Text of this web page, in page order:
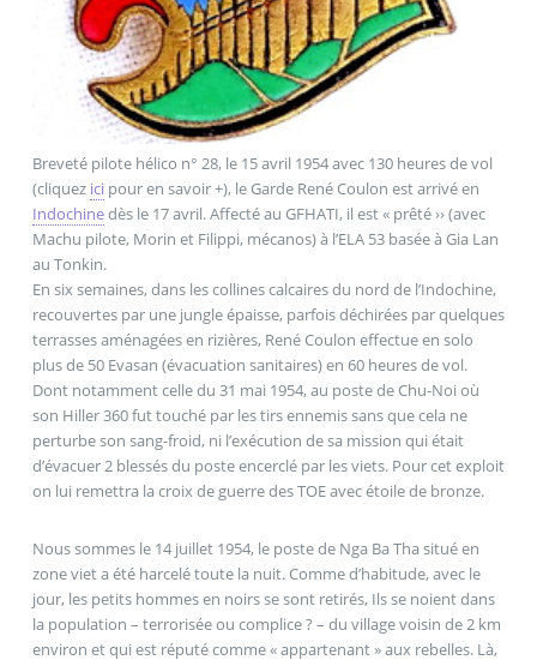
Breveté pilote hélico n° 28, le 15 avril 1954 avec 130 heures de vol
(cliquez ici pour en savoir +), le Garde René Coulon est arrivé en
Indochinedès le 17 avril. Affecté au GFHATI, il est « prêté ›› (avec
Machu pilote, Morin et Filippi, mécanos) à l’ELA 53 basée à Gia Lan
au Tonkin.
En six semaines, dans les collines calcaires du nord de l’Indochine,
recouvertes par une jungle épaisse, parfois déchirées par quelques
terrasses aménagées en rizières, René Coulon effectue en solo
plus de 50 Evasan (évacuation sanitaires) en 60 heures de vol.
Dont notamment celle du 31 mai 1954, au poste de Chu-Noi où
son Hiller 360 fut touché par les tirs ennemis sans que cela ne
perturbe son sang-froid, ni l’exécution de sa mission qui était
d’évacuer 2 blessés du poste encerclé par les viets. Pour cet exploit
on lui remettra la croix de guerre des TOE avec étoile de bronze.
Nous sommes le 14 juillet 1954, le poste de Nga Ba Tha situé en
zone viet a été harcelé toute la nuit. Comme d’habitude, avec le
jour, les petits hommes en noirs se sont retirés, Ils se noient dans
la population – terrorisée ou complice ? – du village voisin de 2 km
environ et qui est réputé comme « appartenant » aux rebelles. Là,